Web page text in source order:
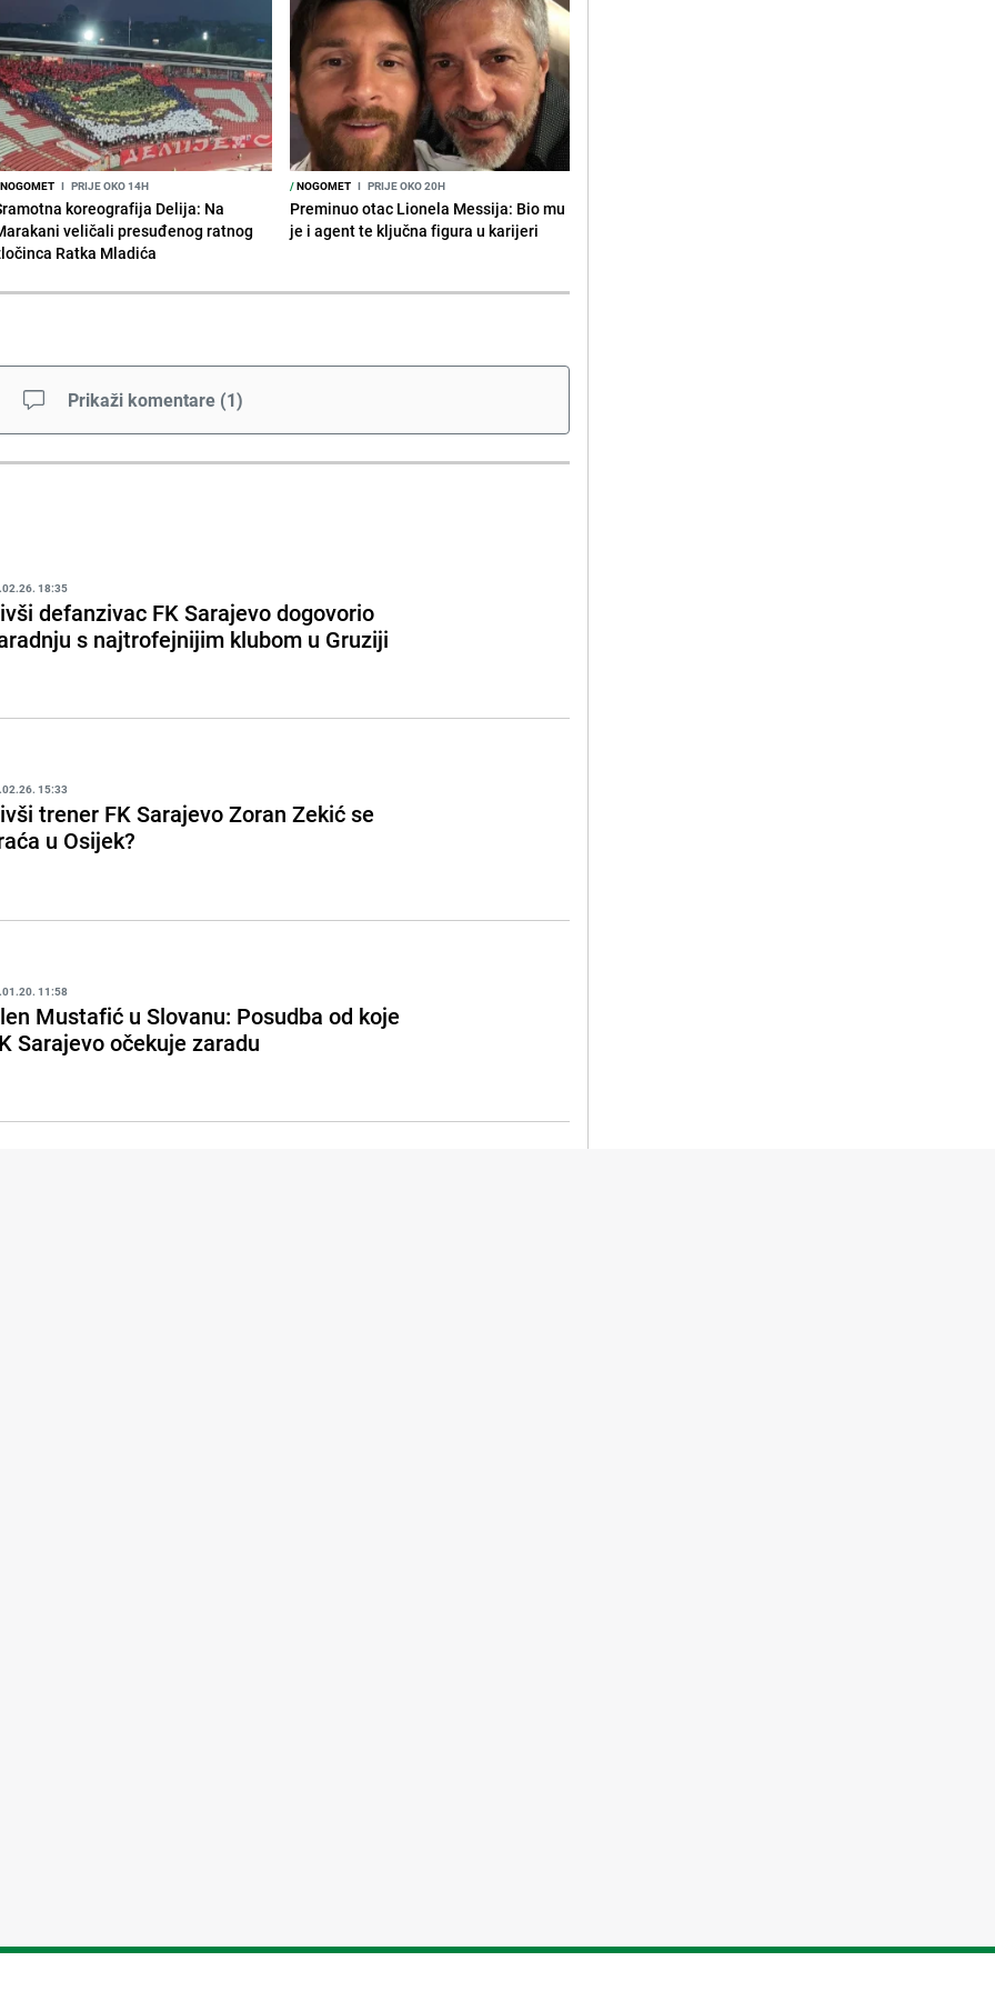
I PRIJE OKO 14H
koreografija Delija: Na
veličali presuđenog ratnog
Ratka Mladića
/NOGOMET I PRIJE OKO 20H
Preminuo otac Lionela Messija: Bio mu
je i agent te ključna figura u karijeri
Prikaži komentare (1)
18:35
defanzivac FK Sarajevo dogovorio
s najtrofejnijim klubom u Gruziji
15:33
trener FK Sarajevo Zoran Zekić se
u Osijek?
11:58
Mustafić u Slovanu: Posudba od koje
Sarajevo očekuje zaradu